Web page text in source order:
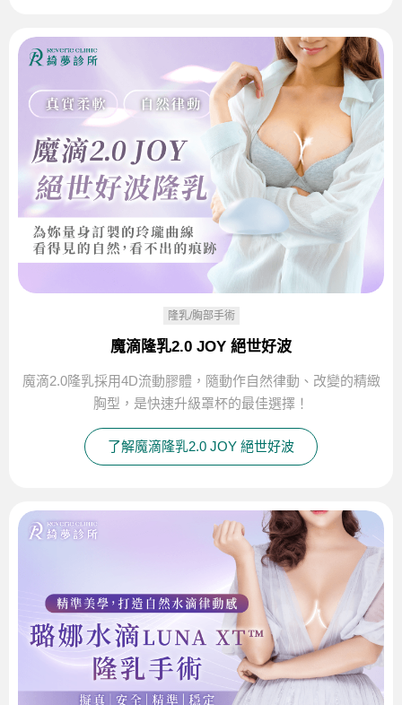
隆乳/胸部手術
魔滴隆乳2.0 JOY 絕世好波
魔滴2.0隆乳採用4D流動膠體，隨動作自然律動、改變的精緻
胸型，是快速升級罩杯的最佳選擇！
了解魔滴隆乳2.0 JOY 絕世好波